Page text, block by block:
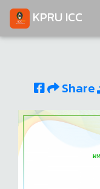
KPRU ICC
Share